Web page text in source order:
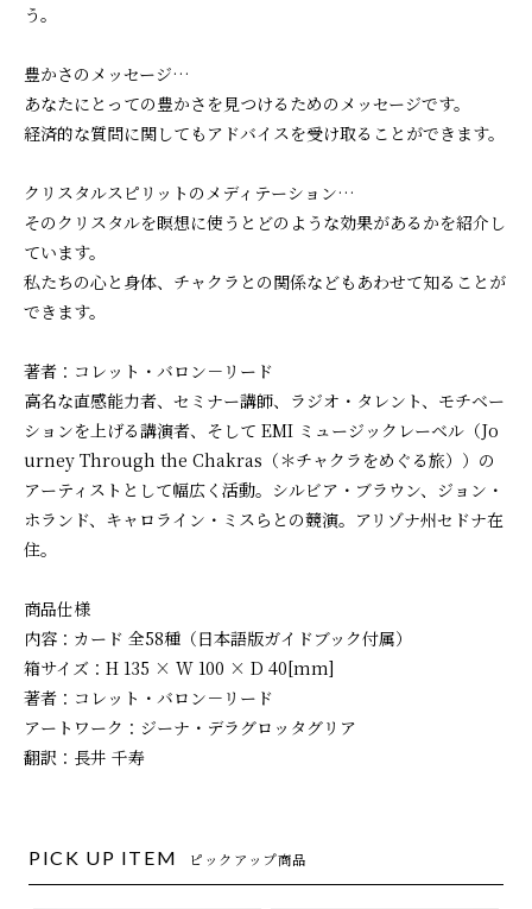
う。
豊かさのメッセージ…
あなたにとっての豊かさを見つけるためのメッセージです。
経済的な質問に関してもアドバイスを受け取ることができます。
クリスタルスピリットのメディテーション…
そのクリスタルを瞑想に使うとどのような効果があるかを紹介し
ています。
私たちの心と身体、チャクラとの関係などもあわせて知ることが
できます。
著者：コレット・バロン－リード
高名な直感能力者、セミナー講師、ラジオ・タレント、モチベー
ションを上げる講演者、そして EMI ミュージックレーベル（Jo
urney Through the Chakras（＊チャクラをめぐる旅））の
アーティストとして幅広く活動。シルビア・ブラウン、ジョン・
ホランド、キャロライン・ミスらとの競演。アリゾナ州セドナ在
住。
商品仕様
内容：カード 全58種（日本語版ガイドブック付属）
箱サイズ：H 135 × W 100 × D 40[mm]
著者：コレット・バロン－リード
アートワーク：ジーナ・デラグロッタグリア
翻訳：長井 千寿
PICK UP ITEM ピックアップ商品